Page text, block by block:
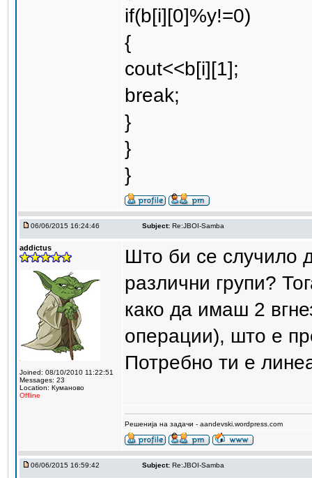
if(b[i][0]%y!=0)
{
cout<<b[i][1];
break;
}
}
}
06/06/2015 16:24:46 Subject: Re:JBOI-Samba
addictus
Joined: 08/10/2010 11:22:51
Messages: 23
Location: Куманово
Offline
Што би се случило
различни групи?
како да имаш 2
операции), што е
Потребно ти е
Решенија на задачи - aandevski.wordpress.com
06/06/2015 16:59:42 Subject: Re:JBOI-Samba